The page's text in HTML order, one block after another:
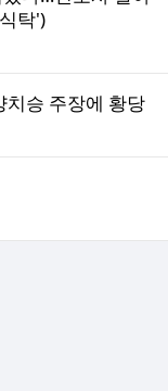
탁')
승 주장에 황당